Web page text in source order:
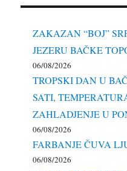
ZAKAZAN “BOJ”
JEZERU BAČKE
06/08/2026
TROPSKI DAN U
SATI,
ZAHLADJENJE U
06/08/2026
FARBANJE ČUVA
06/08/2026